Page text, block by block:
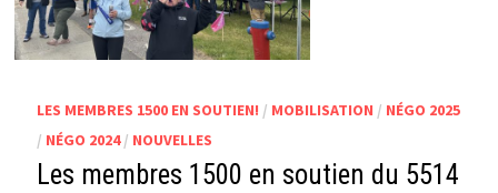
LES MEMBRES 1500 EN SOUTIEN! / MOBILISATION / NÉGO 2025
/ NÉGO 2024/ NOUVELLES
Les membres 1500 en soutien du 5514